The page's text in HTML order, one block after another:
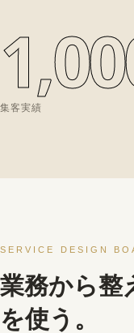
集客実績
SERVICE DESIGN
業務から整
を使う。